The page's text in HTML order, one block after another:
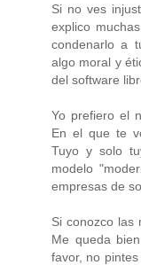
Si no ves
explico
condenarlo a
algo moral y
del software
Yo prefiero el
En el que te
Tuyo y solo
modelo
empresas de
Si conozco las
Me queda
favor, no